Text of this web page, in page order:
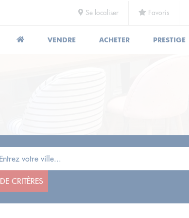
Se localiser Favoris
VENDRE ACHETER PRESTIGE
DE CRITÈRES